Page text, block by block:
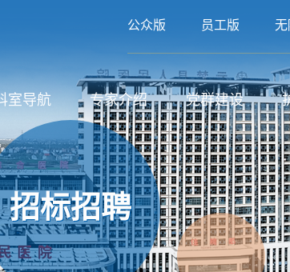
公众版 员工版 无
室导航 专家介绍 党群建设
招标招聘